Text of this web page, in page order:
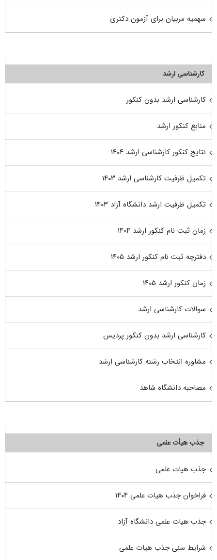
سهمیه مربیان برای آزمون دکتری
کارشناسی ارشد
کارشناسی ارشد بدون کنکور
منابع کنکور ارشد
نتایج کنکور کارشناسی ارشد ۱۴۰۴
تکمیل ظرفیت کارشناسی ارشد ۱۴۰۳
تکمیل ظرفیت ارشد دانشگاه آزاد ۱۴۰۳
زمان ثبت نام کنکور ارشد ۱۴۰۴
دفترچه ثبت نام کنکور ارشد ۱۴۰۵
زمان کنکور ارشد ۱۴۰۵
سوالات کارشناسی ارشد
کارشناسی ارشد بدون کنکور پردیس
مشاوره انتخاب رشته کارشناسی ارشد
مصاحبه دانشگاه شاهد
جذب هیأت علمی
جذب هیات علمی
فراخوان جذب هیات علمی ۱۴۰۴
جذب هیات علمی دانشگاه آزاد
شرایط سنی جذب هیات علمی